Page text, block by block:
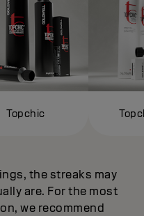
Topchic
the streaks may
are. For the most
we recommend